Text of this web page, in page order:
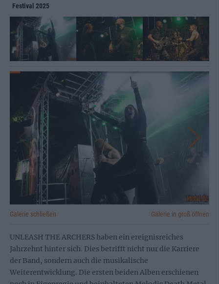
Festival 2025
Galerie schließen Galerie in groß öffnen
UNLEASH THE ARCHERS haben ein ereignisreiches
Jahrzehnt hinter sich. Dies betrifft nicht nur die Karriere
der Band, sondern auch die musikalische
Weiterentwicklung. Die ersten beiden Alben erschienen